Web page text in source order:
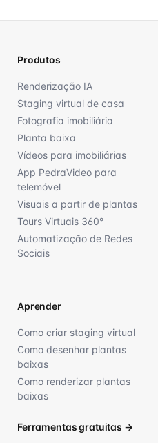
Produtos
Renderização IA
Staging virtual de casa
Fotografia imobiliária
Planta baixa
Vídeos para imobiliárias
App PedraVideo para
telemóvel
Visuais a partir de plantas
Tours Virtuais 360°
Automatização de Redes
Sociais
Aprender
Como criar staging virtual
Como desenhar plantas
baixas
Como renderizar plantas
baixas
Ferramentas gratuitas →